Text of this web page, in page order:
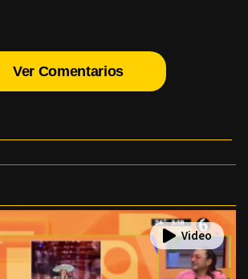
Ver Comentarios